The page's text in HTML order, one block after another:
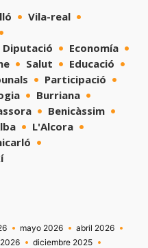
Vila-real
Diputació
Economía
Salut
Educació
Participació
Burriana
Benicàssim
L'Alcora
mayo 2026
abril 2026
diciembre 2025